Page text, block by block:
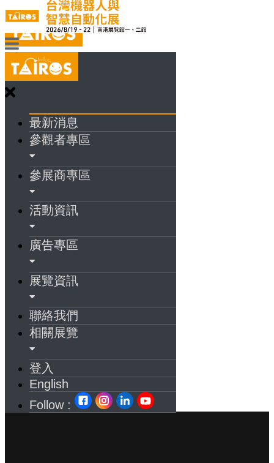
最新消息
參觀者專區
參展商專區
活動資訊
廣告專區
展覽資訊
聯絡我們
相關展覽
登入
English
Follow :